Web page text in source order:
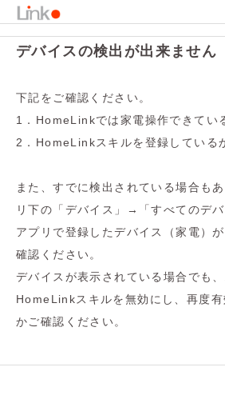
サポートトップ デバイスの検出が
デバイスの検出が出来ません
下記をご確認ください。
1．HomeLinkでは家電操作できてい
2．HomeLinkスキルを登録している
また、すでに検出されている場合も
リ下の「デバイス」→「すべてのデ
アプリで登録したデバイス（家電）
確認ください。
デバイスが表示されている場合でも
HomeLinkスキルを無効にし、再度有
かご確認ください。